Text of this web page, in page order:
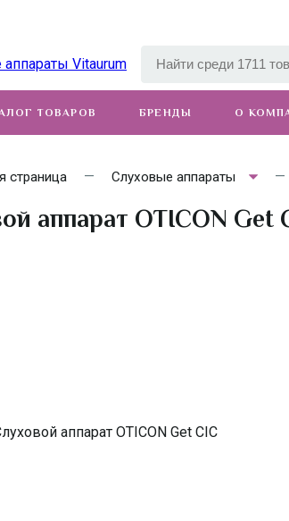
ТОВАРОВ БРЕНДЫ О
страница Слуховые аппараты
аппарат OTICON Get